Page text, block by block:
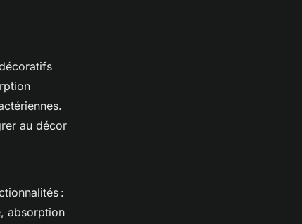
au décor
:
absorption